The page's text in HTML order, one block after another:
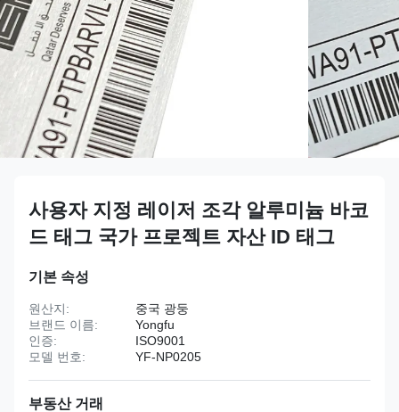
사용자 지정 레이저 조각 알루미늄 바코
드 태그 국가 프로젝트 자산 ID 태그
기본 속성
원산지:
중국 광둥
브랜드 이름:
Yongfu
인증:
ISO9001
모델 번호:
YF-NP0205
부동산 거래